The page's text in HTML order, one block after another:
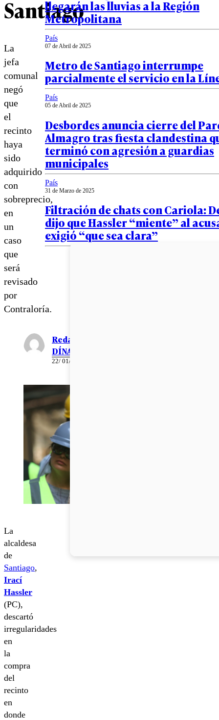
Santiago
La
jefa
comunal
negó
que
el
recinto
haya
sido
adquirido
con
sobreprecio,
en
un
caso
que
será
revisado
por
Contraloría.
Redacción EL
DÍNAMO
22/ 01/ 2023
La
alcaldesa
de
Santiago,
Irací
Hassler
(PC),
descartó
irregularidades
en
la
compra
del
recinto
en
donde
llegarán las lluvias a la Región
Metropolitana
País
07 de Abril de 2025
Metro de Santiago interrumpe
parcialmente el servicio en la
País
05 de Abril de 2025
Desbordes anuncia cierre del
Almagro tras fiesta clandestina
terminó con agresión a guardias
municipales
País
31 de Marzo de 2025
Filtración de chats con Cariola:
dijo que Hassler “miente” al
exigió “que sea clara”